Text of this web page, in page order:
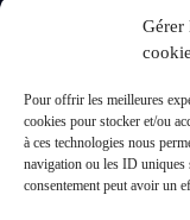
Gérer
Pour offrir les meilleures
cookies pour stocker et/ou
à ces technologies nous
navigation ou les ID uniques
consentement peut avoir un